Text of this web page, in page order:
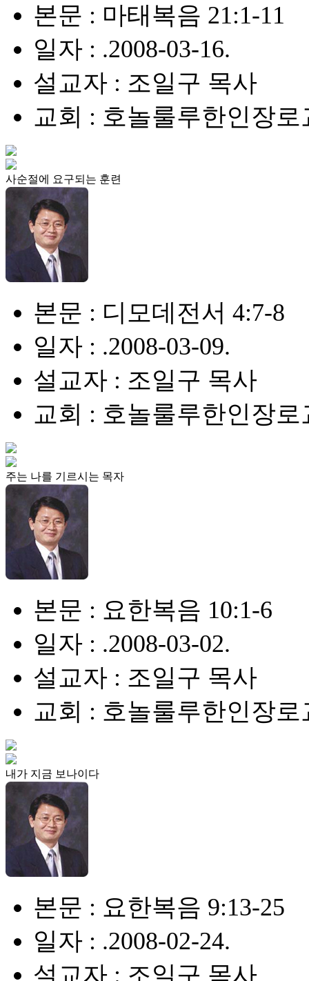
본문 : 마태복음 21:1-11
일자 : .2008-03-16.
설교자 : 조일구 목사
교회 : 호놀룰루한인장로
사순절에 요구되는 훈련
본문 : 디모데전서 4:7-8
일자 : .2008-03-09.
설교자 : 조일구 목사
교회 : 호놀룰루한인장로
주는 나를 기르시는 목자
본문 : 요한복음 10:1-6
일자 : .2008-03-02.
설교자 : 조일구 목사
교회 : 호놀룰루한인장로
내가 지금 보나이다
본문 : 요한복음 9:13-25
일자 : .2008-02-24.
설교자 : 조일구 목사